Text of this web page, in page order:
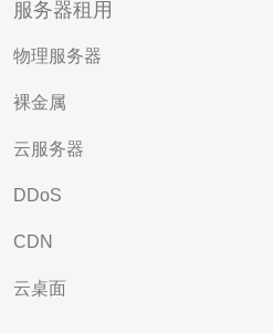
服务器租用
物理服务器
裸金属
云服务器
DDoS
CDN
云桌面